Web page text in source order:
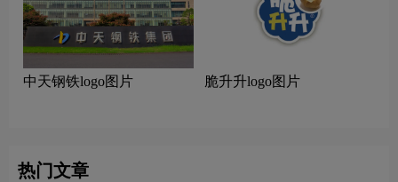
中天钢铁logo图片 脆升升logo图片
热门文章